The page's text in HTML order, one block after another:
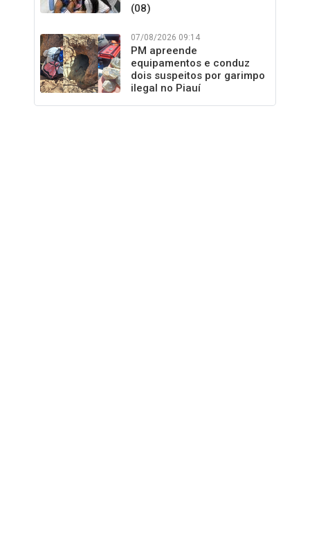
(08)
07/08/2026 09:14
PM apreende
equipamentos e conduz
dois suspeitos por garimpo
ilegal no Piauí